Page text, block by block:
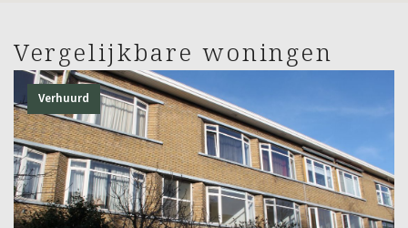
Vergelijkbare woningen
Verhuurd